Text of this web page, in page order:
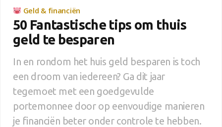
Geld & financiën
50 Fantastische tips om thuis
geld te besparen
In en rondom het huis geld besparen is toch
een droom van iedereen? Ga dit jaar
tegemoet met een goedgevulde
portemonnee door op eenvoudige manieren
je financiën beter onder controle te hebben.